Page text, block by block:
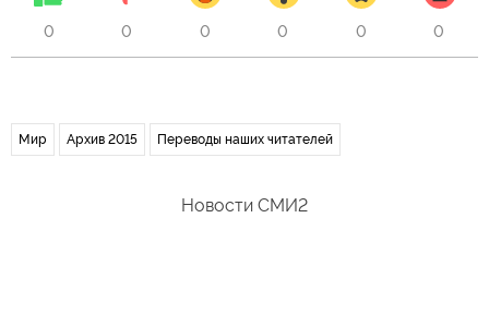
0 0 0 0 0 0
Мир Архив 2015 Переводы наших читателей
Новости СМИ2